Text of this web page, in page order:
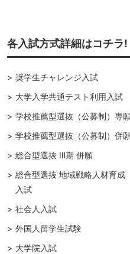
各入試方式詳細はコチラ!
奨学生チャレンジ入試
大学入学共通テスト利用入試
学校推薦型選抜（公募制）専
学校推薦型選抜（公募制）併
総合型選抜 Ⅲ期 併願
総合型選抜 地域戦略人材育成
入試
社会人入試
外国人留学生試験
大学院入試